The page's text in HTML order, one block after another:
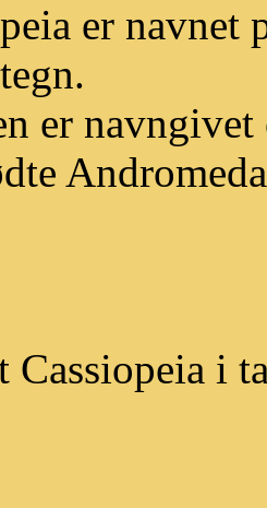
er navnet
er
Cassiopeia i